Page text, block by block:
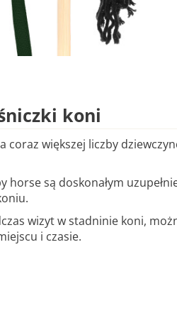
koni
większej liczby
horse są doskonałym
wizyt w stadninie koni,
i czasie.